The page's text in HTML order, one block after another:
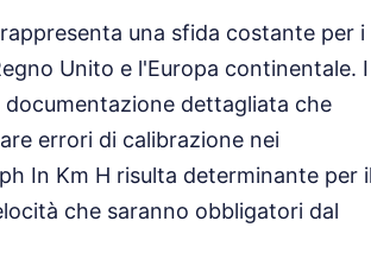
una sfida costante per i
Unito e l'Europa continentale. I
dettagliata che
errori di calibrazione nei
In Km H risulta determinante per
che saranno obbligatori dal